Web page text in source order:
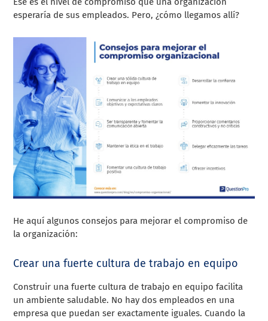
esperaría de sus empleados. Pero, ¿cómo llegamos allí?
He aquí algunos consejos para mejorar el compromiso de
la organización:
Crear una fuerte cultura de trabajo en equipo
Construir una fuerte cultura de trabajo en equipo facilita
un ambiente saludable. No hay dos empleados en una
empresa que puedan ser exactamente iguales. Cuando la